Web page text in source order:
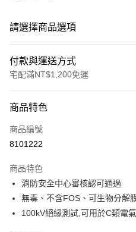
請選擇商品選項
付款與運送方式
宅配滿NT$1,200免運
信用卡一次付款
信用卡分期付款
合作金庫商業銀行
華南商業銀行
上海商業儲蓄銀行
國泰世華商業銀行
LINE Pay
Apple Pay
商品特色
商品編號
8101222
商品特色
消防安全中心審核認可通過
無毒、不含FOS、可生物分解
100kV絕緣測試,可用於C類電